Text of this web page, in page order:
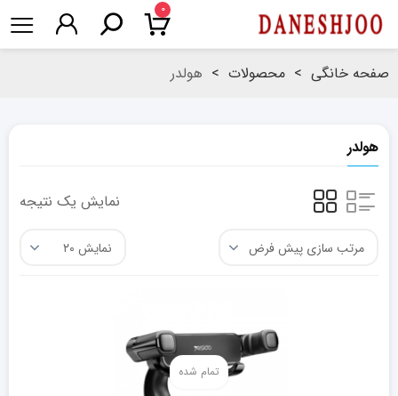
۰
صفحه خانگی > محصولات > هولدر
هولدر
نمایش یک نتیجه
تمام شده